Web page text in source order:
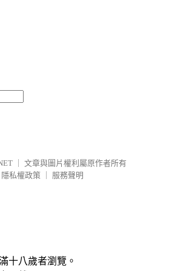
文章與圖片權利屬原作者所有
隱私權政策
服務聲明
十八歲者瀏覽。